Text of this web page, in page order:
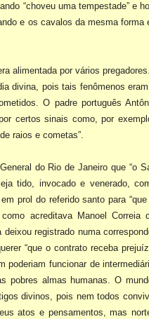
“choveu uma tempestade” e
e os cavalos da mesma forma
alimentada por vários
divina, pois tais fenômenos
O padre português
certos sinais como, por
raios e cometas”.
do Rio deJaneiro que “o
tido, invocado e venerado,
prol do referido santo para
acreditava Manoel Correia
deixou registrado numa
“que o contrato receba
poderiam funcionar de
pobres almas humanas. O
divinos, pois nem todos
atos e pensamentos, mas